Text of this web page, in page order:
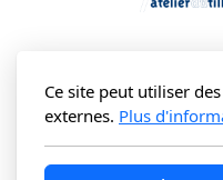
Route de
Ce site peut utiliser
externes. Plus